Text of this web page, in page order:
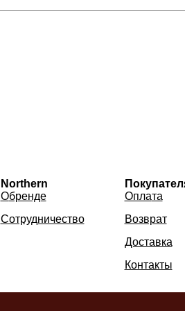
Northern
Обренде
Сотрудничество
Оплата
Возврат
Доставка
Контакты